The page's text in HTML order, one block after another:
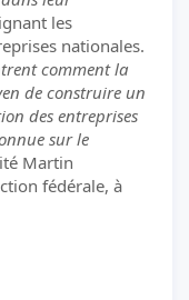
les
nationales.
comment la
de construire un
des entreprises
sur le
Martin
fédérale, à